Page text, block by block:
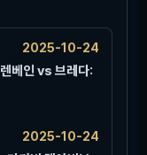
2025-10-24
베인 vs 브레다:
2025-10-24